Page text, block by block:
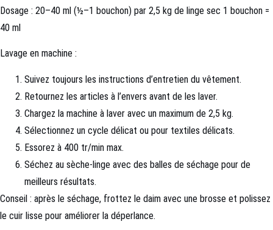
Dosage : 20–40 ml (½–1 bouchon) par 2,5 kg de linge sec 1 bouchon =
40 ml
Lavage en machine :
Suivez toujours les instructions d’entretien du vêtement.
Retournez les articles à l’envers avant de les laver.
Chargez la machine à laver avec un maximum de 2,5 kg.
Sélectionnez un cycle délicat ou pour textiles délicats.
Essorez à 400 tr/min max.
Séchez au sèche-linge avec des balles de séchage pour de
meilleurs résultats.
Conseil : après le séchage, frottez le daim avec une brosse et polissez
le cuir lisse pour améliorer la déperlance.